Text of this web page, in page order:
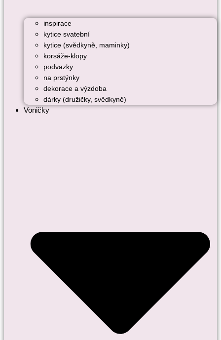
inspirace
kytice svatební
kytice (svědkyně, maminky)
korsáže-klopy
podvazky
na prstýnky
dekorace a výzdoba
dárky (družičky, svědkyně)
Voničky